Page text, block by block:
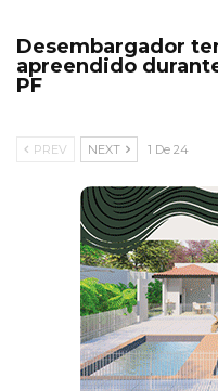
Desembargador
apreendido
PF
PREV NEXT 1 De 24